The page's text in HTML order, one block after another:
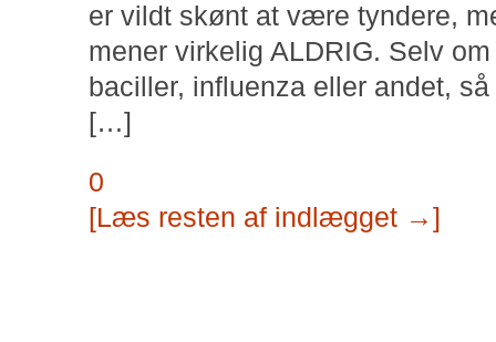
er vildt skønt at være tyndere,
mener virkelig ALDRIG. Selv
baciller, influenza eller andet,
[…]
0
[Læs resten af indlægget →]